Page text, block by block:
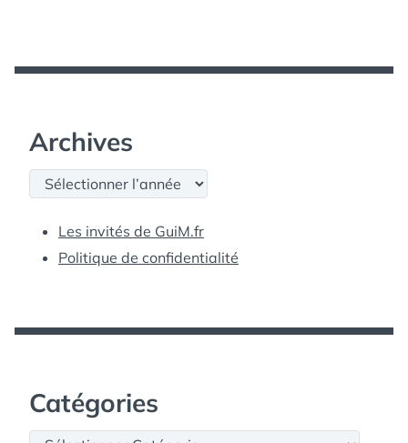
Archives
Archives
Les invités de GuiM.fr
Politique de confidentialité
Catégories